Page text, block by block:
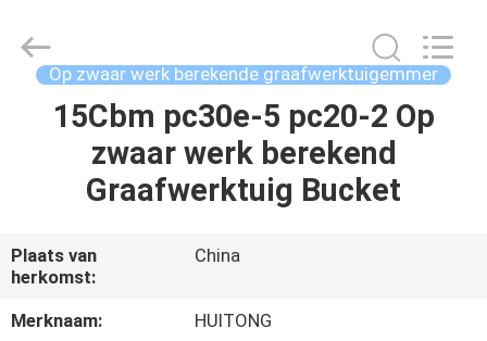
THUIS
PRODUCTEN
VR-
SHOW
Machinery
Op zwaar werk berekende graafwerktuigemmer
15Cbm pc30e-5 pc20-2 Op
zwaar werk berekend
Graafwerktuig Bucket
Plaats van
herkomst:
China
Merknaam:
HUITONG